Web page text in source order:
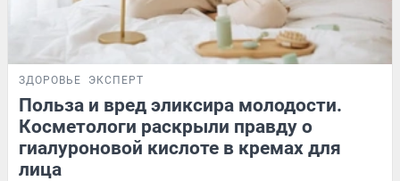
ЗДОРОВЬЕ ЭКСПЕРТ
Польза и вред эликсира молодости.
Косметологи раскрыли правду о
гиалуроновой кислоте в кремах для
лица